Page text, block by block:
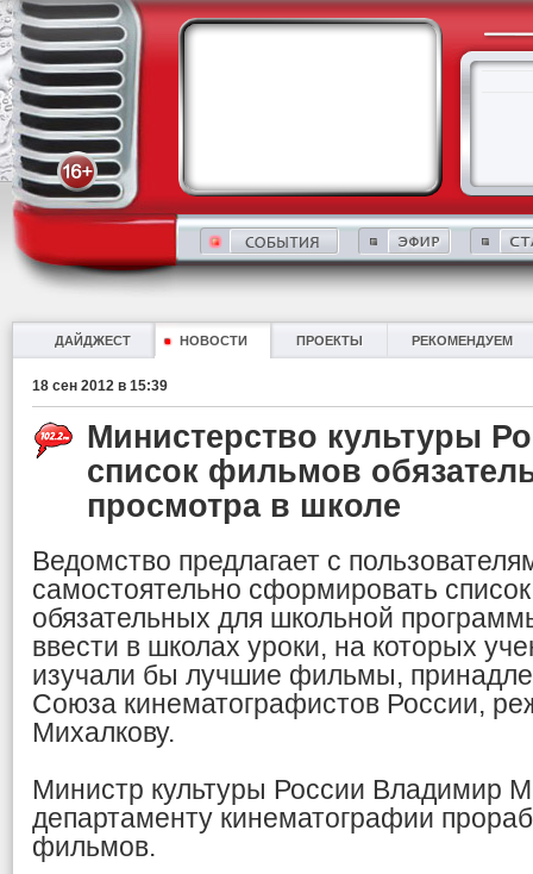
ДАЙДЖЕСТ НОВОСТИ ПРОЕКТЫ РЕКОМЕНДУЕМ
18 сен 2012 в 15:39
Министерство культуры
список фильмов
просмотра в школе
Ведомство предлагает с
самостоятельно сформировать
обязательных для школьной
ввести в школах уроки, на которых
изучали бы лучшие фильмы,
Союза кинематографистов России,
Михалкову.
Министр культуры России Владимир
департаменту кинематографии
фильмов.